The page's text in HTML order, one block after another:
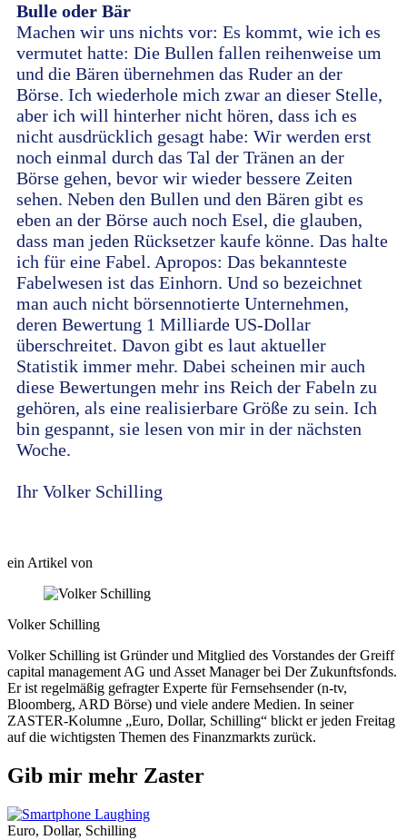
Bulle oder Bär
Machen wir uns nichts vor: Es kommt, wie ich es
vermutet hatte: Die Bullen fallen reihenweise um
und die Bären übernehmen das Ruder an der
Börse. Ich wiederhole mich zwar an dieser Stelle,
aber ich will hinterher nicht hören, dass ich es
nicht ausdrücklich gesagt habe: Wir werden erst
noch einmal durch das Tal der Tränen an der
Börse gehen, bevor wir wieder bessere Zeiten
sehen. Neben den Bullen und den Bären gibt es
eben an der Börse auch noch Esel, die glauben,
dass man jeden Rücksetzer kaufe könne. Das halte
ich für eine Fabel. Apropos: Das bekannteste
Fabelwesen ist das Einhorn. Und so bezeichnet
man auch nicht börsennotierte Unternehmen,
deren Bewertung 1 Milliarde US-Dollar
überschreitet. Davon gibt es laut aktueller
Statistik immer mehr. Dabei scheinen mir auch
diese Bewertungen mehr ins Reich der Fabeln zu
gehören, als eine realisierbare Größe zu sein. Ich
bin gespannt, sie lesen von mir in der nächsten
Woche.
Ihr Volker Schilling
ein Artikel von
Volker Schilling
Volker Schilling ist Gründer und Mitglied des Vorstandes der Greiff
capital management AG und Asset Manager bei Der Zukunftsfonds.
Er ist regelmäßig gefragter Experte für Fernsehsender (n-tv,
Bloomberg, ARD Börse) und viele andere Medien. In seiner
ZASTER-Kolumne „Euro, Dollar, Schilling“ blickt er jeden Freitag
auf die wichtigsten Themen des Finanzmarkts zurück.
Gib mir mehr Zaster
Euro, Dollar, Schilling